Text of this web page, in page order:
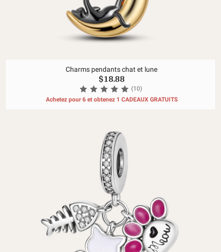
Charms pendants chat et lune
$18.88
(10)
Achetez pour 6 et obtenez 1 CADEAUX GRATUITS